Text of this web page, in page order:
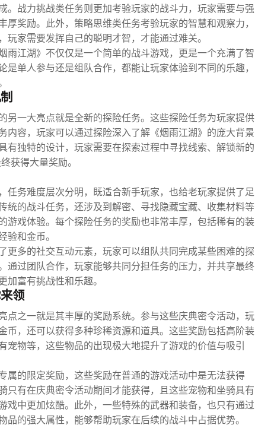
。战力挑战类任务则更加考验玩家的战斗力，玩家需要与强
厚奖励。此外，策略思维类任务考验玩家的智慧和观察力，
玩家需要发挥自己的聪明才智，才能通过难关。
雨江湖》不仅仅是一个简单的战斗游戏，更是一个充满了智
是单人参与还是组队合作，都能让玩家体验到不同的乐趣，
另一大亮点就是全新的探险任务。这些探险任务为玩家提供
内容，玩家可以通过探险深入了解《烟雨江湖》的庞大背景
有独特的设计，玩家需要在探索过程中寻找线索、解锁新的
获得大量奖励。
任务难度层次分明，既适合新手玩家，也给老玩家提供了足
统的战斗任务，还涉及到解密、寻找隐藏宝藏、收集材料等
游戏体验。每个探险任务的奖励也非常丰厚，包括稀有的装
验和金币。
更多的社交互动元素，玩家可以组队共同完成某些困难的探
通过团队合作，玩家能够共同分担任务的压力，并共享最终
加富有挑战性和乐趣。
领
点之一就是其丰厚的奖励系统。参与这些庆典密令活动，玩
币，还可以获得多种珍稀资源和道具。这些奖励包括高阶装
宠物等，这些物品的出现极大地提升了游戏的价值与吸引
属的限定奖励，这些奖励在普通的游戏活动中是无法获得
只有在庆典密令活动期间才能获得，且这些宠物和坐骑具有
戏中更加炫酷。此外，一些特殊的武器和装备，也只有通过
品的强大属性，能够帮助玩家在后续的战斗中占据优势。